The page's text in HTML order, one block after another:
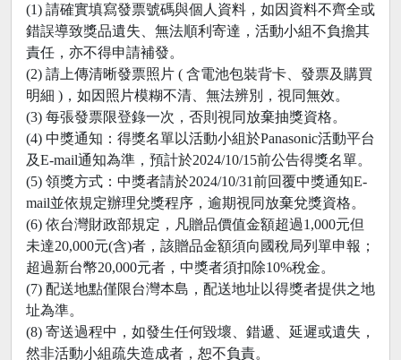
(1) 請確實填寫發票號碼與個人資料，如因資料不齊全或
錯誤導致獎品遺失、無法順利寄達，活動小組不負擔其
責任，亦不得申請補發。
(2) 請上傳清晰發票照片 ( 含電池包裝背卡、發票及購買
明細 )，如因照片模糊不清、無法辨別，視同無效。
(3) 每張發票限登錄一次，否則視同放棄抽獎資格。
(4) 中獎通知：得獎名單以活動小組於Panasonic活動平台
及E-mail通知為準，預計於2024/10/15前公告得獎名單。
(5) 領獎方式：中獎者請於2024/10/31前回覆中獎通知E-
mail並依規定辦理兌獎程序，逾期視同放棄兌獎資格。
(6) 依台灣財政部規定，凡贈品價值金額超過1,000元但
未達20,000元(含)者，該贈品金額須向國稅局列單申報；
超過新台幣20,000元者，中獎者須扣除10%稅金。
(7) 配送地點僅限台灣本島，配送地址以得獎者提供之地
址為準。
(8) 寄送過程中，如發生任何毀壞、錯遞、延遲或遺失，
然非活動小組疏失造成者，恕不負責。